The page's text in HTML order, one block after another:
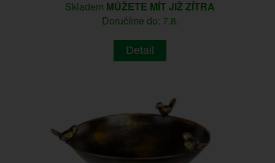
Skladem MŮŽETE MÍT JIŽ ZÍTRA
Doručíme do: 7.8.
Detail